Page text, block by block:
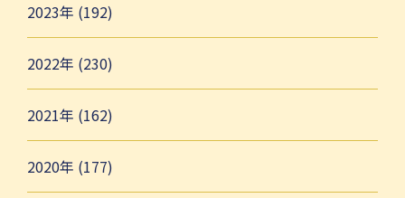
2023年 (192)
2022年 (230)
2021年 (162)
2020年 (177)